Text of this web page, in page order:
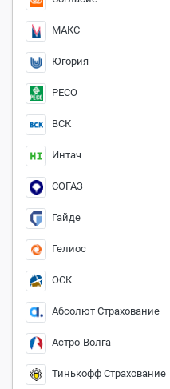
МАКС
Югория
РЕСО
ВСК
Интач
СОГАЗ
Гайде
Гелиос
ОСК
Абсолют Страхование
Астро-Волга
Тинькофф Страхование